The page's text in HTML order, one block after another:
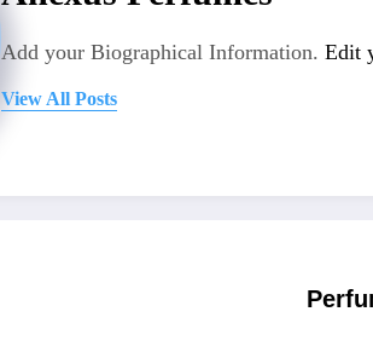
Add your Biographical Information. Edit
View All Posts